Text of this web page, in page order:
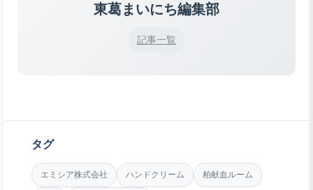
東葛まいにち編集部
記事一覧
タグ
エミシア株式会社 ハンドクリーム 柏献血ルーム